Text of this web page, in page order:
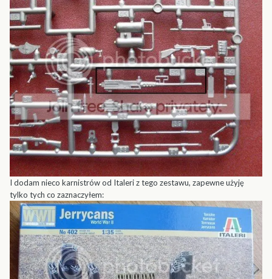
I dodam nieco karnistrów od Italeri z tego zestawu, zapewne użyję
tylko tych co zaznaczyłem: